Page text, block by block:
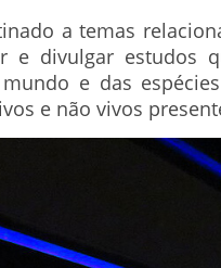
a temas
divulgar estudos
e das
e não vivos